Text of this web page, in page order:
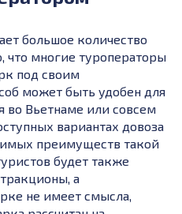
большое количество
что многие туроператоры
под своим
может быть удобен для
во Вьетнаме или совсем
вариантах довоза
преимуществ такой
будет также
а
не имеет смысла,